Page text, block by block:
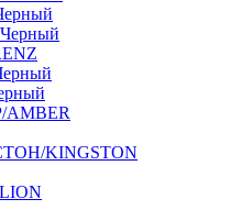
Черный
AMBER
KINGSTON